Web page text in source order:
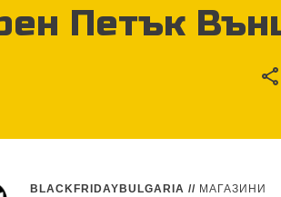
Петък
BLACKFRIDAYBULGARIA // МАГАЗИНИ